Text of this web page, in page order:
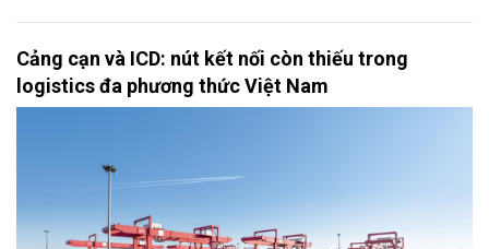
Cảng cạn và ICD: nút kết nối còn thiếu trong
logistics đa phương thức Việt Nam